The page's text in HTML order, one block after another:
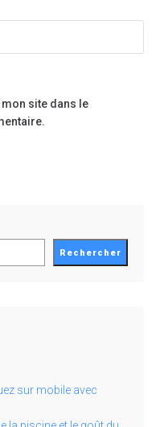
site dans le
Rechercher
sur mobile avec